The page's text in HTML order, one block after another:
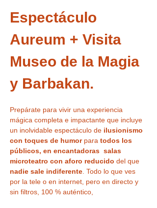
Espectáculo
Aureum + Visita
Museo de la Magia
y Barbakan.
Prepárate para vivir una experiencia
mágica completa e impactante que incluye
un inolvidable espectáculo de ilusionismo
con toques de humor para todos los
públicos, en encantadoras  salas
microteatro con aforo reducido del que
nadie sale indiferente . Todo lo que ves
por la tele o en internet, pero en directo y
sin filtros, 100 % auténtico,